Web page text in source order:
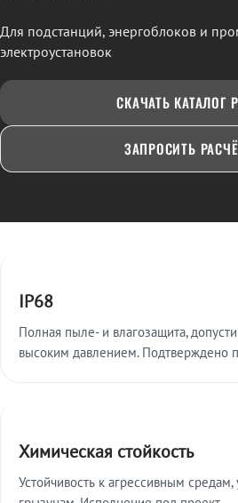
Для подстанций, энергоблоков и
электроустановок
СКАЧАТЬ КАТАЛОГ
ЗАПРОСИТЬ
IP68
Полная пыле- и влагозащита,
высоким давлением. Подтверждено
Химическая стойкость
Устойчивость к агрессивным средам,